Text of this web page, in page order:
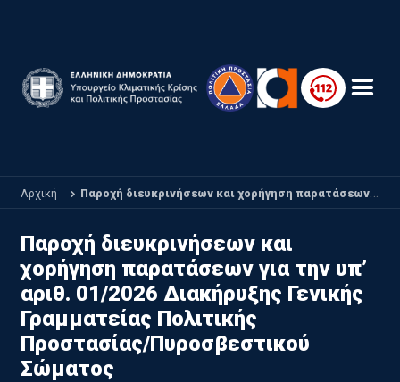
Αρχική Παροχή διευκρινήσεων και χορήγηση παρατάσεων για την υπ’ αριθ. 01/2026 Διακήρυξης Γενικής Γραμματείας Πολιτικής Προστασίας/Πυροσβεστικού Σώματος
Παροχή διευκρινήσεων και
χορήγηση παρατάσεων για την υπ’
αριθ. 01/2026 Διακήρυξης Γενικής
Γραμματείας Πολιτικής
Προστασίας/Πυροσβεστικού
Σώματος